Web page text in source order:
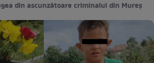
din ascunzătoare criminalul din Mureș